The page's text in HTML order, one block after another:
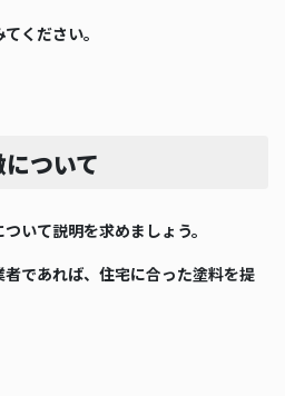
ください。
ついて
いて説明を求めましょう。
であれば、住宅に合った塗料を提